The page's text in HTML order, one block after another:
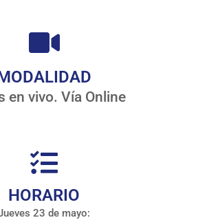
en vivo. Vía Online
HORARIO
23 de mayo: